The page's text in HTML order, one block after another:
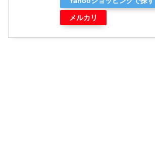
メルカリ